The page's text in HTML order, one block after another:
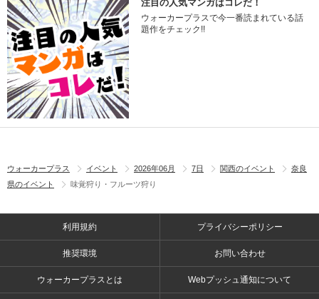
注目の人気マンガはコレだ！
ウォーカープラスで今一番読まれている話
題作をチェック!!
ウォーカープラス イベント 2026年06月 7日 関西のイベント
奈良
県のイベント
味覚狩り・フルーツ狩り
利用規約 プライバシーポリシー
推奨環境 お問い合わせ
ウォーカープラスとは Webプッシュ通知について